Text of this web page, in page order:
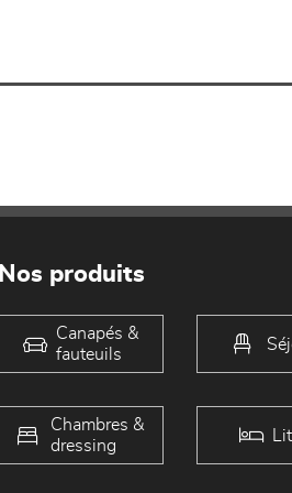
Nos produits
Canapés &
fauteuils
Chambres &
dressing